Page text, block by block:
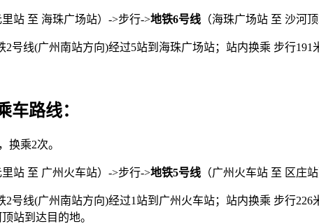
里站 至 海珠广场站）->步行->地铁6号线 （海珠广场站 至 沙河
号线(广州南站方向)经过5站到海珠广场站；站内换乘 步行
车路线：
换乘2次。
里站 至 广州火车站）->步行->地铁5号线 （广州火车站 至 区庄
号线(广州南站方向)经过1站到广州火车站；站内换乘 步行
站到达目的地。